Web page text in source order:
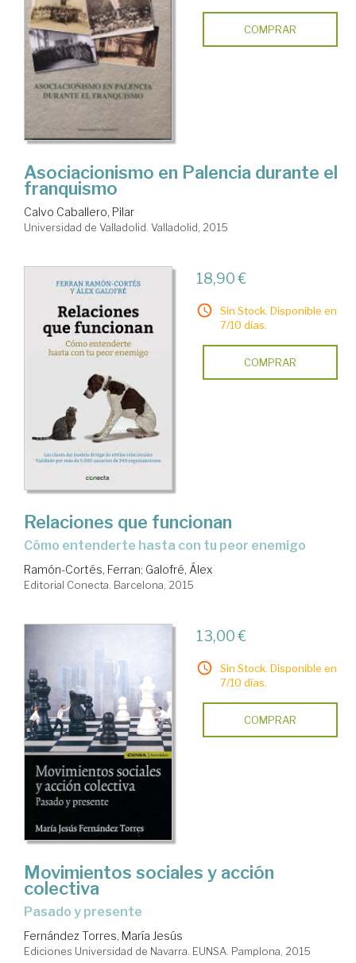
COMPRAR
Asociacionismo en Palencia durante el
franquismo
Calvo Caballero, Pilar
Universidad de Valladolid. Valladolid, 2015
18,90 €
Sin Stock. Disponible en
7/10 días.
COMPRAR
Relaciones que funcionan
cómo entenderte hasta con tu peor enemigo
Ramón-Cortés, Ferran; Galofré, Álex
Editorial Conecta. Barcelona, 2015
13,00 €
Sin Stock. Disponible en
7/10 días.
COMPRAR
Movimientos sociales y acción
colectiva
pasado y presente
Fernández Torres, María Jesús
Ediciones Universidad de Navarra. EUNSA. Pamplona, 2015